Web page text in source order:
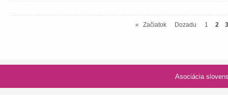
« Začiatok Dozadu 1 2 3
Asociácia slovenských